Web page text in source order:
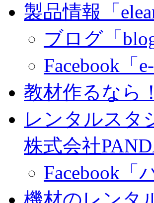
製品情報「
ブログ「
Facebook「
教材作るなら
レンタルスタ
株式会社
Facebook「